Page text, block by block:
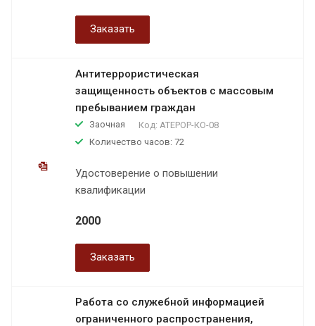
Заказать
Антитеррористическая
защищенность объектов с массовым
пребыванием граждан
Заочная Код: АТЕРОР-КО-08
Количество часов: 72
Удостоверение о повышении
квалификации
2000
Заказать
Работа со служебной информацией
ограниченного распространения,